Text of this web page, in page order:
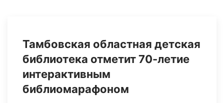
Тамбовская областная детская
библиотека отметит 70-летие
интерактивным
библиомарафоном